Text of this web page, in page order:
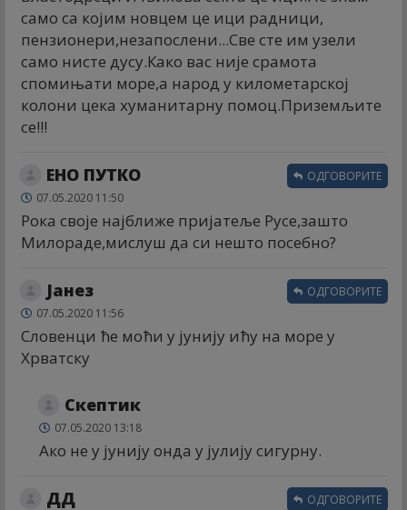
само са којим новцем це ици радници,
пензионери,незапослени...Све сте им узели
само нисте дусу.Како вас није срамота
спомињати море,а народ у километарској
колони цека хуманитарну помоц.Приземљите
се!!!
ЕНО ПУТКО
07.05.2020 11:50
Рока своје најближе пријатеље Русе,зашто
Милораде,мислуш да си нешто посебно?
ОДГОВОРИТЕ
Јанез
07.05.2020 11:56
Словенци ће моћи у јунију ићу на море у
Хрватску
ОДГОВОРИТЕ
Скептик
07.05.2020 13:18
Ако не у јунију онда у јулију сигурну.
ДД ОДГОВОРИТЕ